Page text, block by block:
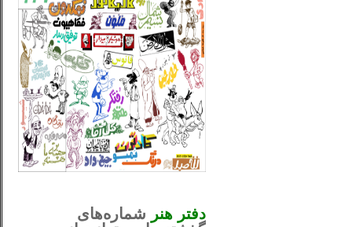
دفتر هنر شماره‌های